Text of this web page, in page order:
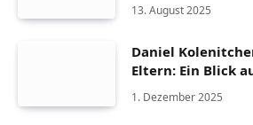
13. August 2025
Daniel
Eltern: Ein Blick
Herkunft
1. Dezember 2025